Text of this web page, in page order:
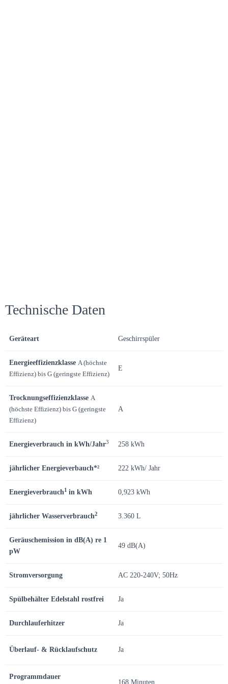
Technische Daten
Geräteart Geschirrspüler
Energieeffizienzklasse A (höchste
Effizienz) bis G (geringste Effizienz)
E
Trocknungseffizienzklasse A
(höchste Effizienz) bis G (geringste
Effizienz)
A
Energieverbrauch in kWh/Jahr3 258 kWh
jährlicher Energieverbauch*² 222 kWh/ Jahr
Energieverbrauch1 in kWh 0,923 kWh
jährlicher Wasserverbrauch2 3.360 L
Geräuschemission in dB(A) re 1
pW
49 dB(A)
Stromversorgung AC 220-240V; 50Hz
Spülbehälter Edelstahl rostfrei Ja
Durchlauferhitzer Ja
Überlauf- & Rücklaufschutz Ja
Programmdauer
168 Minuten